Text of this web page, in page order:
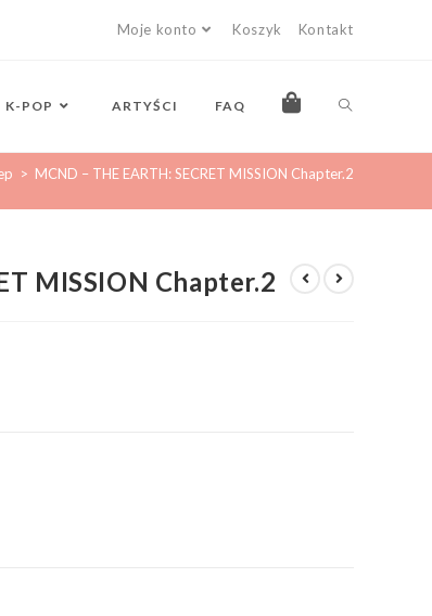
Moje konto Koszyk Kontakt
K-POP ARTYŚCI FAQ
> MCND – THE EARTH: SECRET MISSION Chapter.2
MISSION Chapter.2